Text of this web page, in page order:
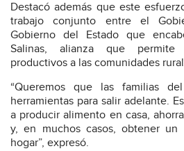
Destacó además que este
trabajo conjunto entre el
Gobierno del Estado que
Salinas, alianza que
productivos a las comunidades
“Queremos que las familias
herramientas para salir adelante.
a producir alimento en casa,
y, en muchos casos, obtener un
hogar”, expresó.